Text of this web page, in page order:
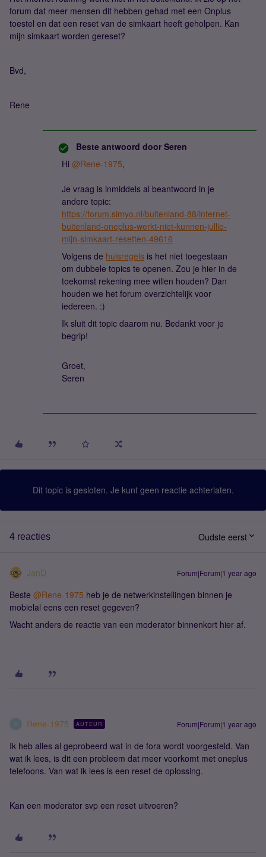
forum dat meer mensen dit hebben gehad met een Onplus
toestel en dat een reset van de simkaart heeft geholpen. Kan
mijn simkaart worden gereset?
Bvd,
Rene
Beste antwoord door Seren
Hi ​ @Rene-1975,
Je vraag is inmiddels al beantwoord in je
andere topic:
https://forum.simyo.nl/buitenland-88/internet-
buitenland-oneplus-werkt-niet-kunnen-jullie-
mijn-simkaart-resetten-49616
Volgens de huisregels is het niet toegestaan
om dubbele topics te openen. Zou je hier in de
toekomst rekening mee willen houden? Dan
houden we het forum overzichtelijk voor
iedereen. :)
Ik sluit dit topic daarom nu. Bedankt voor je
begrip!
Groet,
Seren
Dit topic is gesloten. Je kunt geen reactie achterlaten.
4 reacties Oudste eerst
JanD Forum|Forum|1 year ago
Beste ​ @Rene-1975 heb je de netwerkinstellingen binnen je
mobielal eens een reset gegeven?
Wacht anders de reactie van een moderator binnenkort hier af.
Rene-1975 AUTEUR Forum|Forum|1 year ago
Ik heb alles al geprobeerd wat in de fora wordt voorgesteld. Van
wat ik lees, is dit een probleem dat meer voorkomt met oneplus
telefoons. Van wat ik lees is een reset de oplossing.
Kan een moderator svp een reset uitvoeren?